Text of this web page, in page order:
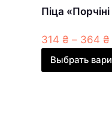
Піца
314 ₴ – 364 ₴
Выбрать